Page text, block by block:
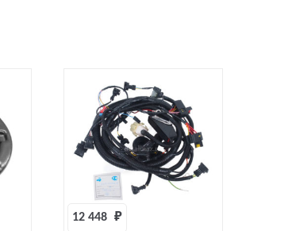
12 448 ₽